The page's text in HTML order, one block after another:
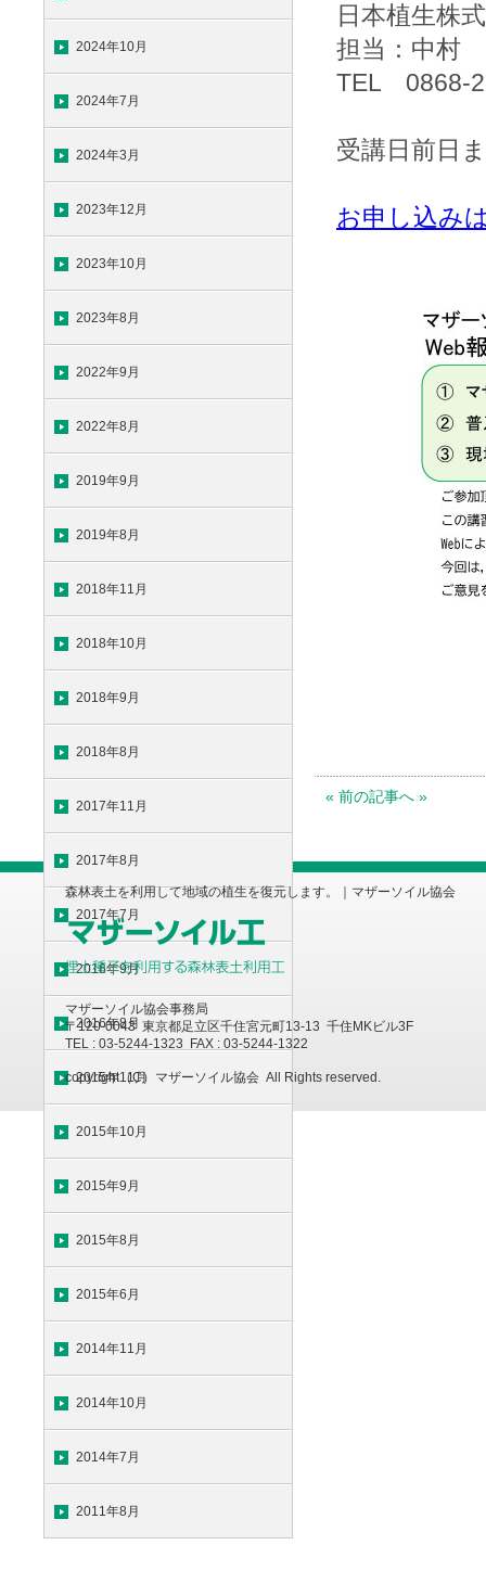
2024年10月
2024年7月
2024年3月
2023年12月
2023年10月
2023年8月
2022年9月
2022年8月
2019年9月
2019年8月
2018年11月
2018年10月
2018年9月
2018年8月
2017年11月
2017年8月
2017年7月
2016年9月
2016年8月
2015年11月
2015年10月
2015年9月
2015年8月
2015年6月
2014年11月
2014年10月
2014年7月
2011年8月
日本植生株
担当：中村
TEL 0868-
受講日前日
お申し込み
« 前の記事へ »
森林表土を利用して地域の植生を復元します。｜マザーソイル協会
マザーソイル協会事務局
〒120-0043 東京都足立区千住宮元町13-13 千住MKビル3F
TEL : 03-5244-1323 FAX : 03-5244-1322
copyright（C）マザーソイル協会 All Rights reserved.